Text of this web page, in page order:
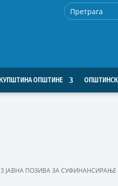
ОПШТИНЕ
ПОЗИВА ЗА СУФИНАНСИРАЊЕ